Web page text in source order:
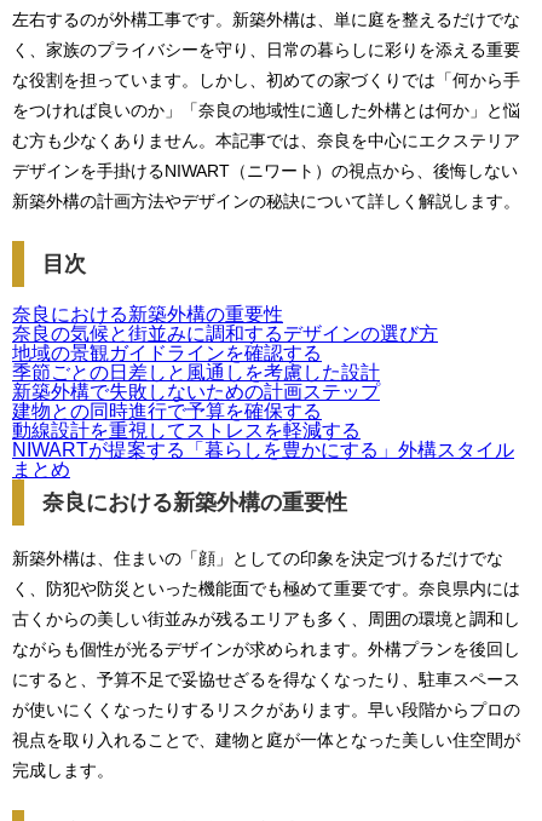
左右するのが外構工事です。新築外構は、単に庭を整えるだけでな
く、家族のプライバシーを守り、日常の暮らしに彩りを添える重要
な役割を担っています。しかし、初めての家づくりでは「何から手
をつければ良いのか」「奈良の地域性に適した外構とは何か」と悩
む方も少なくありません。本記事では、奈良を中心にエクステリア
デザインを手掛けるNIWART（ニワート）の視点から、後悔しない
新築外構の計画方法やデザインの秘訣について詳しく解説します。
目次
奈良における新築外構の重要性
奈良の気候と街並みに調和するデザインの選び方
地域の景観ガイドラインを確認する
季節ごとの日差しと風通しを考慮した設計
新築外構で失敗しないための計画ステップ
建物との同時進行で予算を確保する
動線設計を重視してストレスを軽減する
NIWARTが提案する「暮らしを豊かにする」外構スタイル
まとめ
奈良における新築外構の重要性
新築外構は、住まいの「顔」としての印象を決定づけるだけでな
く、防犯や防災といった機能面でも極めて重要です。奈良県内には
古くからの美しい街並みが残るエリアも多く、周囲の環境と調和し
ながらも個性が光るデザインが求められます。外構プランを後回し
にすると、予算不足で妥協せざるを得なくなったり、駐車スペース
が使いにくくなったりするリスクがあります。早い段階からプロの
視点を取り入れることで、建物と庭が一体となった美しい住空間が
完成します。